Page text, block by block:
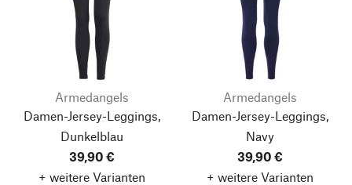
Armedangels
Damen-Jersey-Leggings,
Dunkelblau
39,90 €
+ weitere Varianten
Armedangels
Damen-Jersey-Leggings,
Navy
39,90 €
+ weitere Varianten